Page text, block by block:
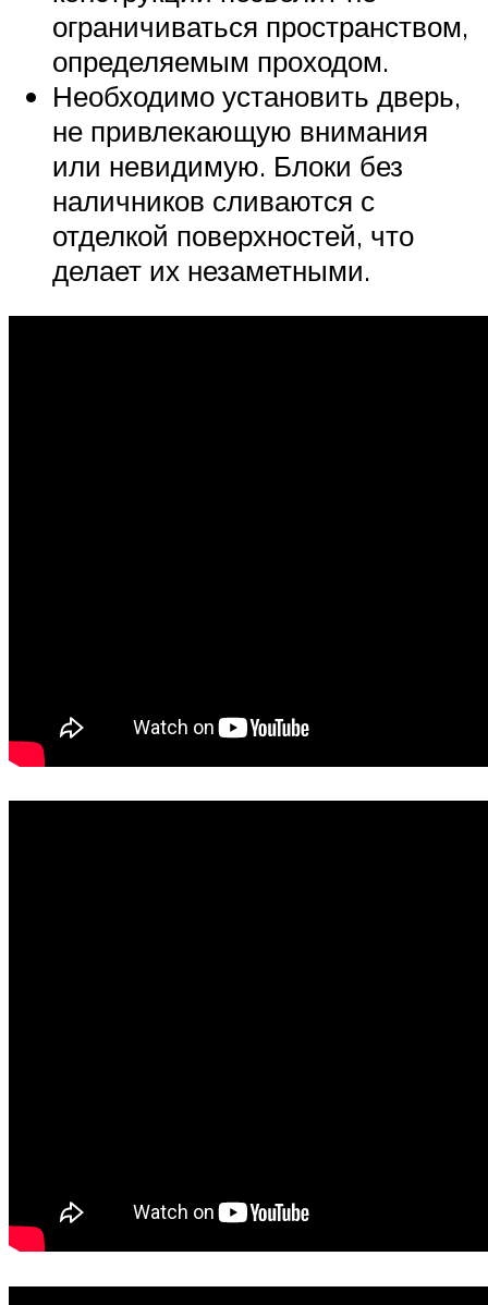
ограничиваться пространством,
определяемым проходом.
Необходимо установить дверь,
не привлекающую внимания
или невидимую. Блоки без
наличников сливаются с
отделкой поверхностей, что
делает их незаметными.